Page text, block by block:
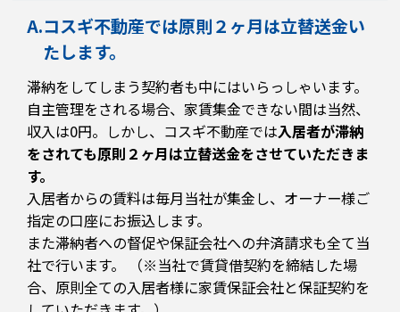
A.コスギ不動産では原則２ヶ月は立替送金い
たします。
滞納をしてしまう契約者も中にはいらっしゃいます。
自主管理をされる場合、家賃集金できない間は当然、
収入は0円。しかし、コスギ不動産では入居者が滞納
をされても原則２ヶ月は立替送金をさせていただきま
す。
入居者からの賃料は毎月当社が集金し、オーナー様ご
指定の口座にお振込します。
また滞納者への督促や保証会社への弁済請求も全て当
社で行います。 （※当社で賃貸借契約を締結した場
合、原則全ての入居者様に家賃保証会社と保証契約を